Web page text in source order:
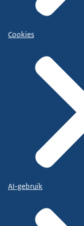
Cookies
AI-gebruik